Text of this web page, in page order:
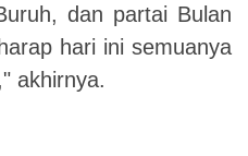
dan partai Bulan
hari ini semuanya
akhirnya.